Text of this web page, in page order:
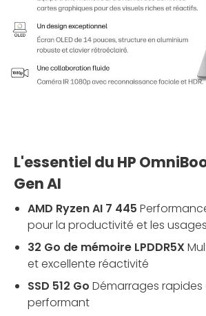
L'essentiel du HP
Gen AI
AMD Ryzen AI 7 445
pour la productivité et les
32 Go de mémoire LPDDR5X
et excellente réactivité
SSD 512 Go Démarrages
performant